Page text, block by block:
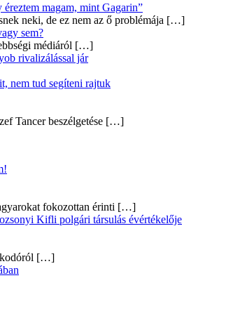
magam, mint Gagarin”
neki, de ez nem az ő problémája […]
sem?
médiáról […]
rivalizálással jár
nem tud segíteni rajtuk
Tancer beszélgetése […]
fokozottan érinti […]
Kifli polgári társulás évértékelője
[…]